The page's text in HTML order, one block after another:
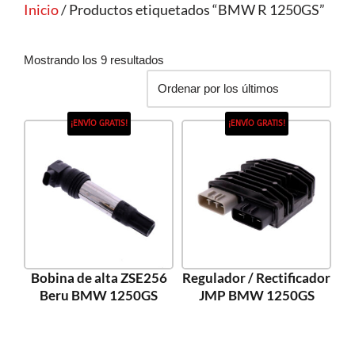
Inicio/ Productos etiquetados “BMW R 1250GS”
Mostrando los 9 resultados
¡ENVÍO GRATIS!
Bobina de alta ZSE256
Beru BMW 1250GS
¡ENVÍO GRATIS!
Regulador / Rectificador
JMP BMW 1250GS